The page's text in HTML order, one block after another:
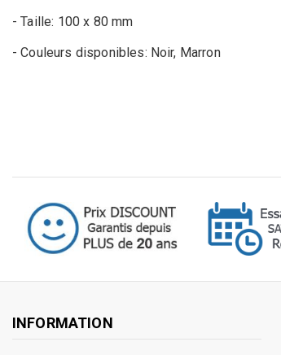
- Taille: 100 x 80 mm
- Couleurs disponibles: Noir, Marron
INFORMATION